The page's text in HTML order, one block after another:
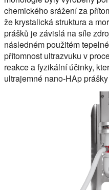
chemického srážení za
že krystalická struktura a
prášků je závislá na síle
následném použitém
přítomnost ultrazvuku v
reakce a fyzikální účinky,
ultrajemné nano-HAp